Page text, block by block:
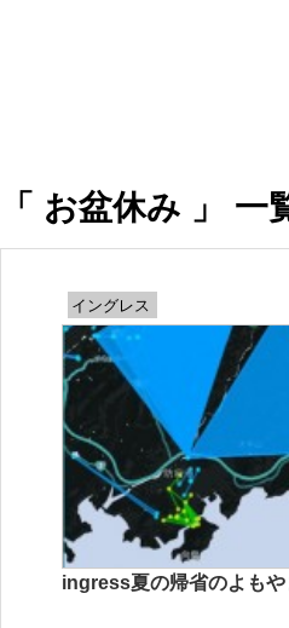
「 お盆休み 」 一
イングレス
ingress夏の帰省のよもや